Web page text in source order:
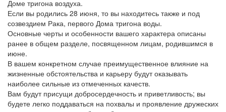
Доме тригона воздуха.
Если вы родились 28 июня, то вы находитесь также и под
созвездием Рака, первого Дома тригона воды.
Основные черты и особенности вашего характера описаны
ранее в общем разделе, посвященном лицам, родившимся в
июне.
В вашем конкретном случае преимущественное влияние на
жизненные обстоятельства и карьеру будут оказывать
наиболее сильные из отмеченных качеств.
Вам будут присущи добросердечность и приветливость; вы
будете легко поддаваться на похвалы и проявление дружеских